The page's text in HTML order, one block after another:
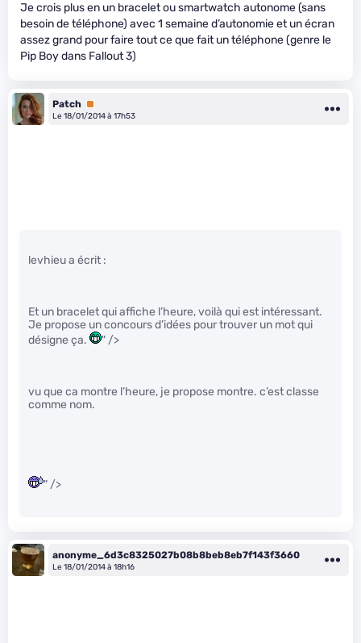
Je crois plus en un bracelet ou smartwatch autonome (sans
besoin de téléphone) avec 1 semaine d’autonomie et un écran
assez grand pour faire tout ce que fait un téléphone (genre le
Pip Boy dans Fallout 3)
Patch Premium
Le 18/01/2014 à 17h53
levhieu a écrit :
Et un bracelet qui affiche l’heure, voilà qui est intéressant.
Je propose un concours d’idées pour trouver un mot qui
désigne ça.
" />
vu que ca montre l’heure, je propose montre. c’est classe
comme nom.
" />
anonyme_6d3c8325027b08b8beb8eb7f143f3660
Le 18/01/2014 à 18h16